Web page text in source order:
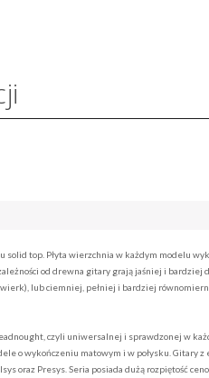
top. Płyta wierzchnia w każdym modelu
od drewna gitary grają jaśniej i bardziej
lub ciemniej, pełniej i bardziej
czyli uniwersalnej i sprawdzonej w
o wykończeniu matowym i w połysku. Gitary
oraz Presys. Seria posiada dużą rozpiętość